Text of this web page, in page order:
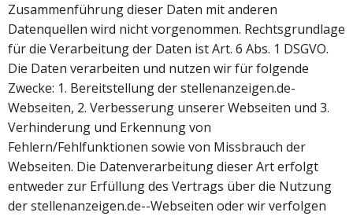
Zusammenführung dieser Daten mit anderen
Datenquellen wird nicht vorgenommen. Rechtsgrundlage
für die Verarbeitung der Daten ist Art. 6 Abs. 1 DSGVO.
Die Daten verarbeiten und nutzen wir für folgende
Zwecke: 1. Bereitstellung der stellenanzeigen.de-
Webseiten, 2. Verbesserung unserer Webseiten und 3.
Verhinderung und Erkennung von
Fehlern/Fehlfunktionen sowie von Missbrauch der
Webseiten. Die Datenverarbeitung dieser Art erfolgt
entweder zur Erfüllung des Vertrags über die Nutzung
der stellenanzeigen.de--Webseiten oder wir verfolgen